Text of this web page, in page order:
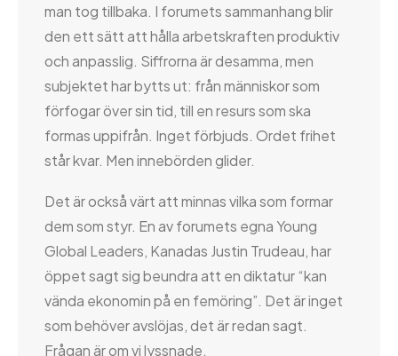
man tog tillbaka. I forumets sammanhang blir
den ett sätt att hålla arbetskraften produktiv
och anpasslig. Siffrorna är desamma, men
subjektet har bytts ut: från människor som
förfogar över sin tid, till en resurs som ska
formas uppifrån. Inget förbjuds. Ordet frihet
står kvar. Men innebörden glider.
Det är också värt att minnas vilka som formar
dem som styr. En av forumets egna Young
Global Leaders, Kanadas Justin Trudeau, har
öppet sagt sig beundra att en diktatur “kan
vända ekonomin på en femöring”. Det är inget
som behöver avslöjas, det är redan sagt.
Frågan är om vi lyssnade.